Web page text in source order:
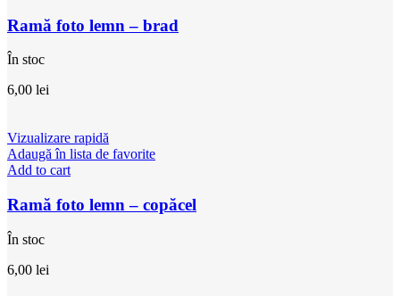
Ramă foto lemn – brad
În stoc
6,00 lei
Vizualizare rapidă
Adaugă în lista de favorite
Add to cart
Ramă foto lemn – copăcel
În stoc
6,00 lei